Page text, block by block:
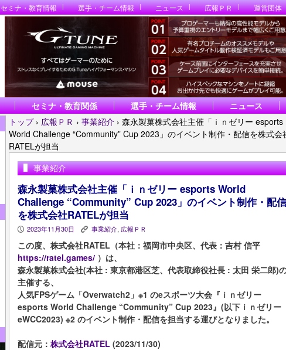
セミナ・教育情報 選手・チーム情報 ニュース 広報ＰＲ 運営団体
セミナ・教育関係 選手・チーム情報
ニュース
トップ › 広報ＰＲ › 事業紹介 › 森永製菓株式会社主催「ｉｎゼリー esports
World Challenge “Community” Cup 2023」のイベント制作・配信を株式会
RATELが担当
事業紹介
森永製菓株式会社主催「ｉｎゼリー esports World
Challenge “Community” Cup 2023」のイベント制作・配信
を株式会社RATELが担当
P 2023年11月30日 K 事業紹介, 広報ＰＲ
この度、株式会社RATEL（本社：福岡市中央区、代表：吉村 信平
https://ratel.games/ ）は、
森永製菓株式会社(本社 : 東京都港区芝、代表取締役社⻑ : 太⽥ 栄⼆郎)
主催する、
⼈気FPSゲーム「Overwatch2」※1 のeスポーツ⼤会『ｉｎゼリー
esports World Challenge “Community” Cup 2023』(以下ｉｎゼリー
eWCC2023) ※2 のイベント制作・配信を担当する運びとなりました。
配信元： 株式会社RATEL (2023/11/30)